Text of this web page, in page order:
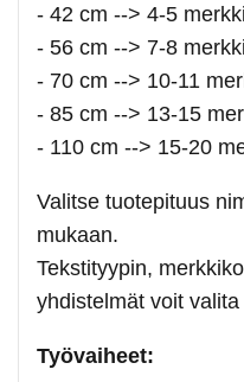
- 42 cm --> 4-5
- 56 cm --> 7-8
- 70 cm --> 10-11
- 85 cm --> 13-15
- 110 cm --> 15-20
Valitse tuotepituus
mukaan.
Tekstityypin,
yhdistelmät voit
Työvaiheet: